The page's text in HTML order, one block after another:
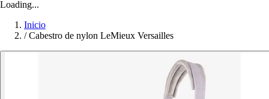
Loading...
Inicio
/ Cabestro de nylon LeMieux Versailles